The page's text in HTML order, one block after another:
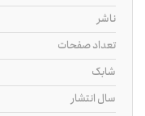
ناشر
تعداد صفحات
شابک
سال انتشار